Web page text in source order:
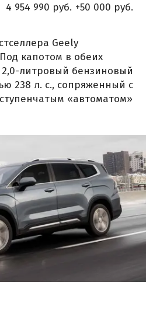
4 954 990 руб. +50 000 руб.
Geely
капотом в обеих
2,0-литровый бензиновый
238 л. с., сопряженный с
«автоматом»